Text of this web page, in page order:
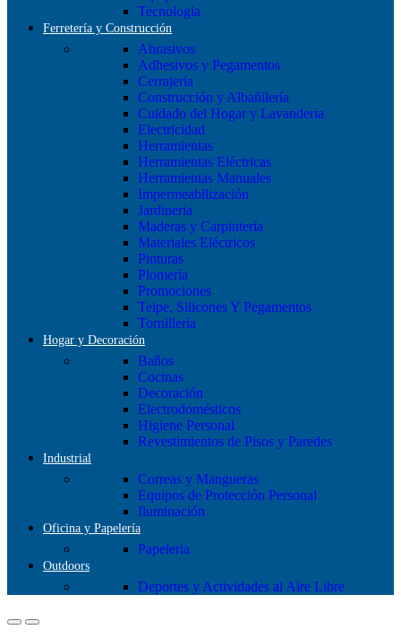
Tecnologia
Ferretería y Construcción
Abrasivos
Adhesivos y Pegamentos
Cerrajería
Construcción y Albañilería
Cuidado del Hogar y Lavanderia
Electricidad
Herramientas
Herramientas Eléctricas
Herramientas Manuales
Impermeabilización
Jardineria
Maderas y Carpintería
Materiales Eléctricos
Pinturas
Plomería
Promociones
Teipe, Silicones Y Pegamentos
Tornillería
Hogar y Decoración
Baños
Cocinas
Decoración
Electrodomésticos
Higiene Personal
Revestimientos de Pisos y Paredes
Industrial
Correas y Mangueras
Equipos de Protección Personal
Iluminación
Oficina y Papelería
Papeleria
Outdoors
Deportes y Actividades al Aire Libre